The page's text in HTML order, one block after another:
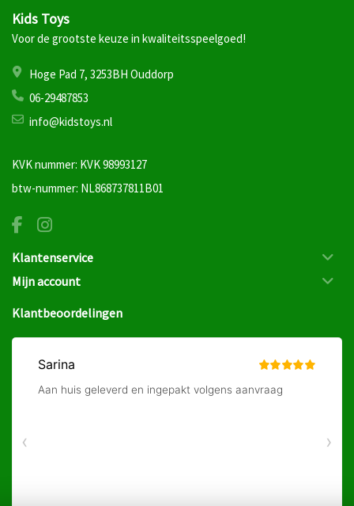
Kids Toys
Voor de grootste keuze in kwaliteitsspeelgoed!
Hoge Pad 7, 3253BH Ouddorp
06-29487853
info@kidstoys.nl
KVK nummer: KVK 98993127
btw-nummer: NL868737811B01
Klantenservice
Mijn account
Klantbeoordelingen